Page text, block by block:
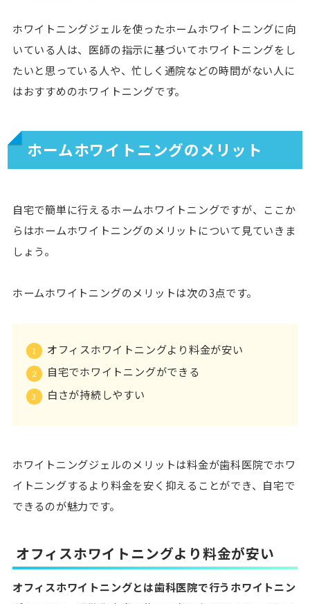
ホワイトニングジェルを使ったホームホワイトニングに向
いている人は、医師の指示に基づいてホワイトニングをし
たいと思っている人や、忙しく通院などの時間がない人に
はおすすめのホワイトニングです。
ホームホワイトニングのメリット
自宅で簡単に行えるホームホワイトニングですが、ここか
らはホームホワイトニングのメリットについて見ていきま
しょう。
ホームホワイトニングのメリットは次の3点です。
オフィスホワイトニングより料金が安い
自宅でホワイトニングができる
白さが持続しやすい
ホワイトニングジェルのメリットは料金が歯科医院でホワ
イトニングするより料金を安く抑えることができ、自宅で
できるのが魅力です。
オフィスホワイトニングより料金が安い
オフィスホワイトニングとは歯科医院で行うホワイトニン